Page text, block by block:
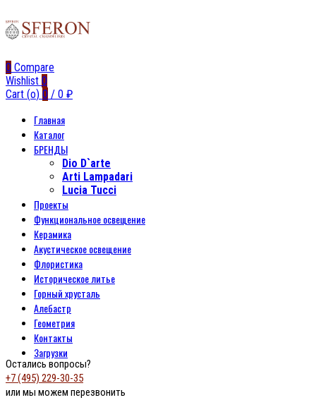
0 Compare
Wishlist 0
Cart (o) 0 / 0 ₽
Главная
Каталог
БРЕНДЫ
Dio D`arte
Arti Lampadari
Lucia Tucci
Проекты
Функциональное освещение
Керамика
Акустическое освещение
Флористика
Историческое литье
Горный хрусталь
Алебастр
Геометрия
Контакты
Загрузки
Остались вопросы?
+7 (495) 229-30-35
или мы можем перезвонить